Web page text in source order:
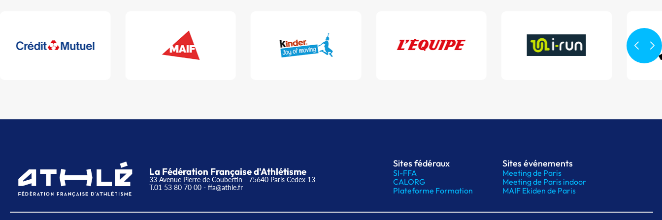
La Fédération Française d'Athlétisme
33 Avenue Pierre de Coubertin - 75640 Paris Cedex 13
T.01 53 80 70 00 - ffa@athle.fr
Sites fédéraux
SI-FFA
CALORG
Plateforme Formation
Sites événements
Meeting de Paris
Meeting de Paris indoor
MAIF Ekiden de Paris